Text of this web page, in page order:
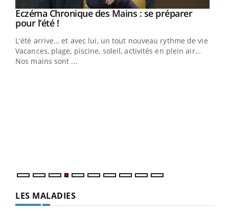
Youtube
Eczéma Chronique des Mains : se préparer
pour l’été !Youtube
L'été arrive… et avec lui, un tout nouveau rythme de vie !
Vacances, plage, piscine, soleil, activités en plein air…
Nos mains sont ...
LES MALADIES